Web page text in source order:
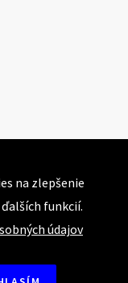
na zlepšenie
funkcií.
údajov